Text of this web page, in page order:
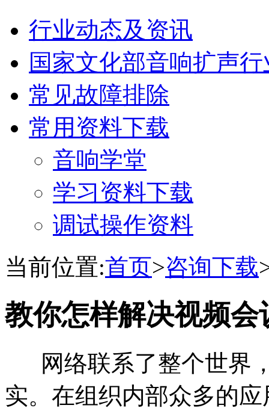
行业动态及资讯
国家文化部音响扩声
常见故障排除
常用资料下载
音响学堂
学习资料下载
调试操作资料
当前位置:首页>咨询下载
教你怎样解决视频
网络联系了整个世界
实。在组织内部众多的